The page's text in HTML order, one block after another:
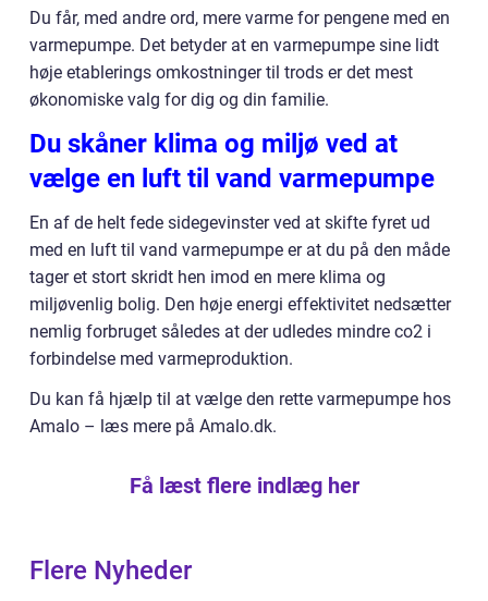
Du får, med andre ord, mere varme for pengene med en
varmepumpe. Det betyder at en varmepumpe sine lidt
høje etablerings omkostninger til trods er det mest
økonomiske valg for dig og din familie.
Du skåner klima og miljø ved at
vælge en luft til vand varmepumpe
En af de helt fede sidegevinster ved at skifte fyret ud
med en luft til vand varmepumpe er at du på den måde
tager et stort skridt hen imod en mere klima og
miljøvenlig bolig. Den høje energi effektivitet nedsætter
nemlig forbruget således at der udledes mindre co2 i
forbindelse med varmeproduktion.
Du kan få hjælp til at vælge den rette varmepumpe hos
Amalo – læs mere på Amalo.dk.
Få læst flere indlæg her
Flere Nyheder